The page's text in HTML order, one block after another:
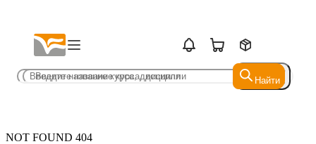
Найти
Найти
NOT FOUND 404